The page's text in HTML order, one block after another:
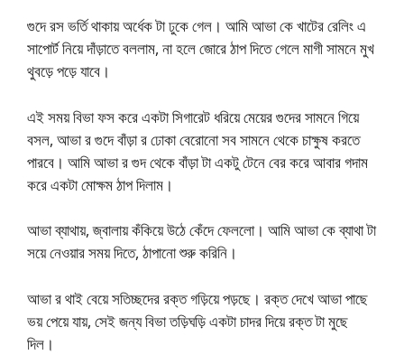
গুদে রস ভর্তি থাকায় অর্ধেক টা ঢুকে গেল। আমি আভা কে খাটের রেলিং এ
সাপোর্ট নিয়ে দাঁড়াতে বললাম, না হলে জোরে ঠাপ দিতে গেলে মাগী সামনে মুখ
থুবড়ে পড়ে যাবে।
এই সময় বিভা ফস করে একটা সিগারেট ধরিয়ে মেয়ের গুদের সামনে গিয়ে
বসল, আভা র গুদে বাঁড়া র ঢোকা বেরোনো সব সামনে থেকে চাক্ষুষ করতে
পারবে। আমি আভা র গুদ থেকে বাঁড়া টা একটু টেনে বের করে আবার গদাম
করে একটা মোক্ষম ঠাপ দিলাম।
আভা ব্যাথায়, জ্বালায় কঁকিয়ে উঠে কেঁদে ফেললো। আমি আভা কে ব্যাথা টা
সয়ে নেওয়ার সময় দিতে, ঠাপানো শুরু করিনি।
আভা র থাই বেয়ে সতিচ্ছদের রক্ত গড়িয়ে পড়ছে। রক্ত দেখে আভা পাছে
ভয় পেয়ে যায়, সেই জন্য বিভা তড়িঘড়ি একটা চাদর দিয়ে রক্ত টা মুছে
দিল।